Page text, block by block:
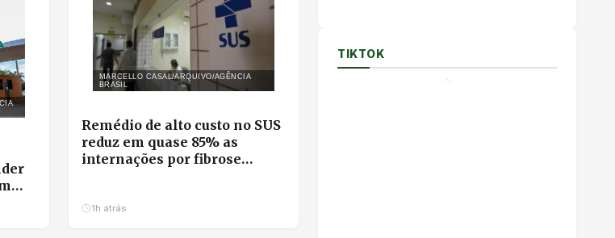
MARCELLO CASAL/ARQUIVO/AGÊNCIA
BRASIL
Remédio de alto custo no SUS
reduz em quase 85% as
internações por fibrose
1h atrás
TIKTOK